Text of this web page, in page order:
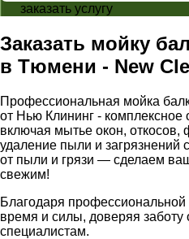
заказать услугу
Заказать мойку
в Тюмени - New
Профессиональная мойка
от Нью Клининг - комплексное
включая мытье окон, откосов,
удаление пыли и загрязнений
от пыли и грязи — сделаем
свежим!
Благодаря
время и силы, доверяя заботу
специалистам.